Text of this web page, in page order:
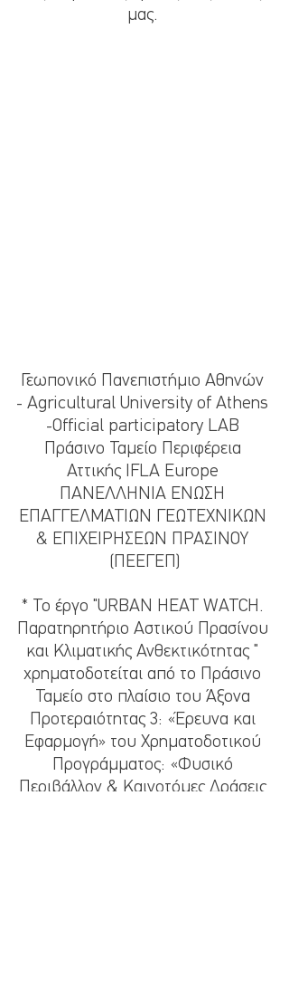
μας.
Γεωπονικό Πανεπιστήμιο Αθηνών
- Agricultural University of Athens
-Οfficial participatory LAB
Πράσινο Ταμείο Περιφέρεια
Αττικής IFLA Europe
ΠΑΝΕΛΛΗΝΙΑ ΕΝΩΣΗ
ΕΠΑΓΓΕΛΜΑΤΙΩΝ ΓΕΩΤΕΧΝΙΚΩΝ
& ΕΠΙΧΕΙΡΗΣΕΩΝ ΠΡΑΣΙΝΟΥ
(ΠΕΕΓΕΠ)
* Το έργο "URBAN HEAT WATCH.
Παρατηρητήριο Αστικού Πρασίνου
και Κλιματικής Ανθεκτικότητας "
χρηματοδοτείται από το Πράσινο
Ταμείο στο πλαίσιο του Άξονα
Προτεραιότητας 3: «Έρευνα και
Εφαρμογή» του Χρηματοδοτικού
Προγράμματος: «Φυσικό
Περιβάλλον & Καινοτόμες Δράσεις